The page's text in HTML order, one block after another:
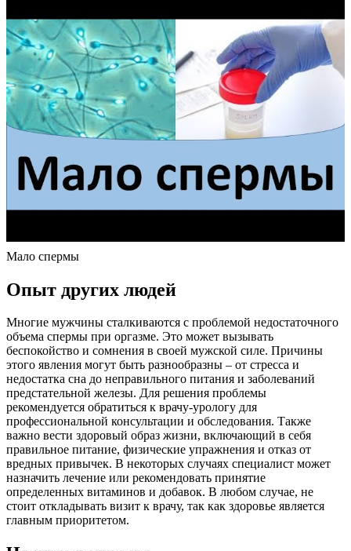
Мало спермы
Опыт других людей
Многие мужчины сталкиваются с проблемой недостаточного
объема спермы при оргазме. Это может вызывать
беспокойство и сомнения в своей мужской силе. Причины
этого явления могут быть разнообразны – от стресса и
недостатка сна до неправильного питания и заболеваний
предстательной железы. Для решения проблемы
рекомендуется обратиться к врачу-урологу для
профессиональной консультации и обследования. Также
важно вести здоровый образ жизни, включающий в себя
правильное питание, физические упражнения и отказ от
вредных привычек. В некоторых случаях специалист может
назначить лечение или рекомендовать принятие
определенных витаминов и добавок. В любом случае, не
стоит откладывать визит к врачу, так как здоровье является
главным приоритетом.